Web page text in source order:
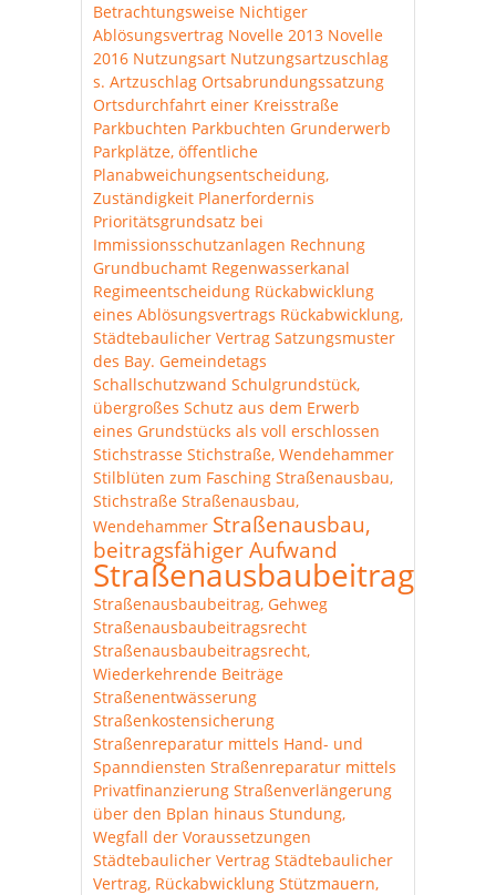
Betrachtungsweise Nichtiger
Ablösungsvertrag Novelle 2013 Novelle
2016 Nutzungsart Nutzungsartzuschlag
s. Artzuschlag Ortsabrundungssatzung
Ortsdurchfahrt einer Kreisstraße
Parkbuchten Parkbuchten Grunderwerb
Parkplätze, öffentliche
Planabweichungsentscheidung,
Zuständigkeit Planerfordernis
Prioritätsgrundsatz bei
Immissionsschutzanlagen Rechnung
Grundbuchamt Regenwasserkanal
Regimeentscheidung Rückabwicklung
eines Ablösungsvertrags Rückabwicklung,
Städtebaulicher Vertrag Satzungsmuster
des Bay. Gemeindetags
Schallschutzwand Schulgrundstück,
übergroßes Schutz aus dem Erwerb
eines Grundstücks als voll erschlossen
Stichstrasse Stichstraße, Wendehammer
Stilblüten zum Fasching Straßenausbau,
Stichstraße Straßenausbau,
Wendehammer Straßenausbau,
beitragsfähiger Aufwand
Straßenausbaubeitrag
Straßenausbaubeitrag, Gehweg
Straßenausbaubeitragsrecht
Straßenausbaubeitragsrecht,
Wiederkehrende Beiträge
Straßenentwässerung
Straßenkostensicherung
Straßenreparatur mittels Hand- und
Spanndiensten Straßenreparatur mittels
Privatfinanzierung Straßenverlängerung
über den Bplan hinaus Stundung,
Wegfall der Voraussetzungen
Städtebaulicher Vertrag Städtebaulicher
Vertrag, Rückabwicklung Stützmauern,